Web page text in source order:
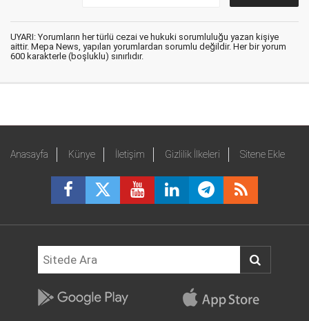
UYARI: Yorumların her türlü cezai ve hukuki sorumluluğu yazan kişiye
aittir. Mepa News, yapılan yorumlardan sorumlu değildir. Her bir yorum
600 karakterle (boşluklu) sınırlıdır.
Anasayfa Künye İletişim Gizlilik İlkeleri Sitene Ekle